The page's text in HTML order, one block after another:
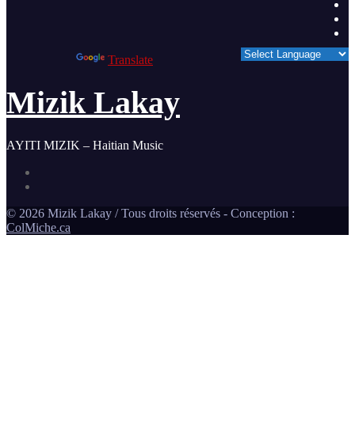
Translate
Mizik Lakay
AYITI MIZIK – Haitian Music
© 2026 Mizik Lakay / Tous droits réservés - Conception :
ColMiche.ca